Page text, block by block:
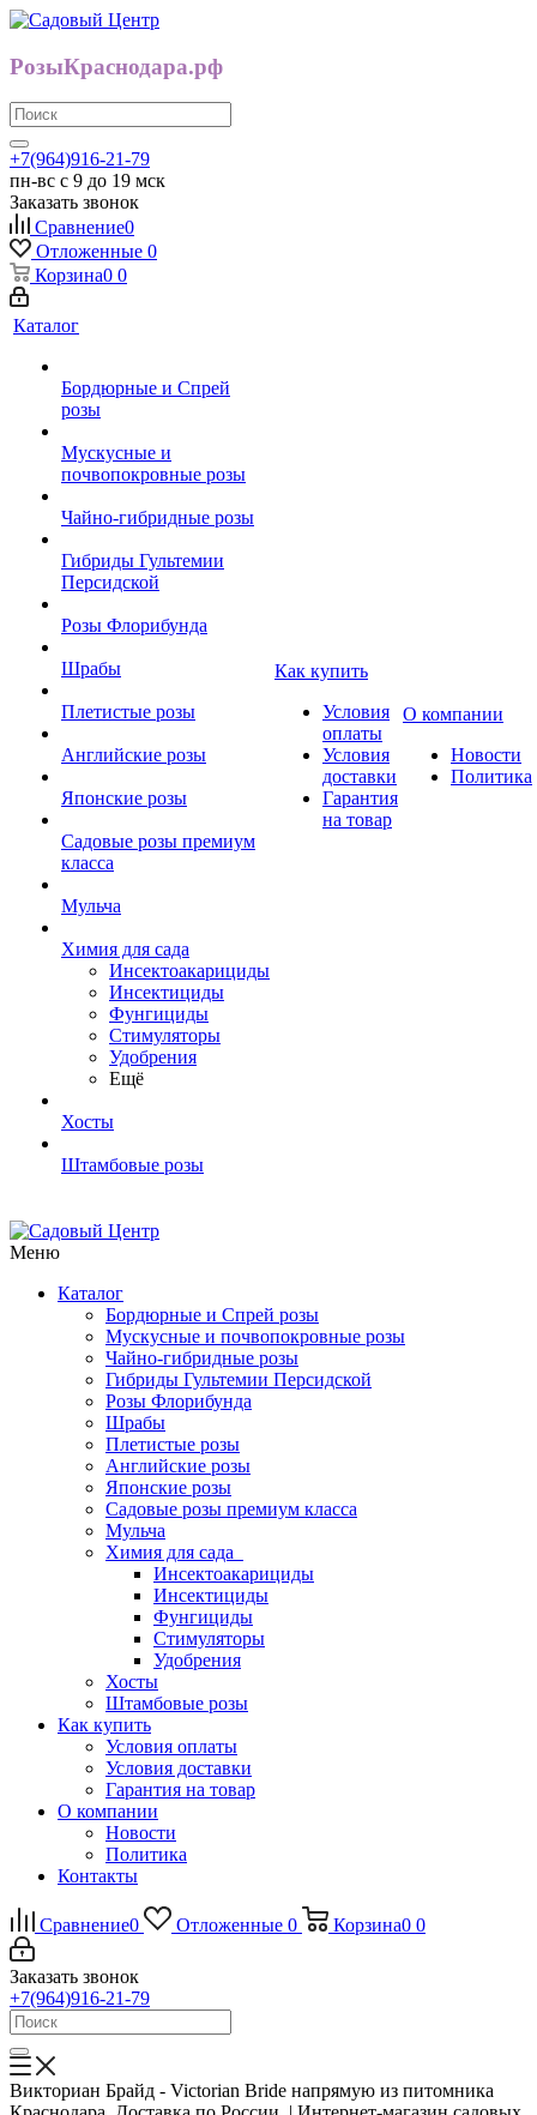
РозыКраснодара.рф
+7(964)916-21-79
пн-вс с 9 до 19 мск
Заказать звонок
Сравнение0
Отложенные 0
Корзина0 0
Каталог
Бордюрные и Спрей
розы
Мускусные и
почвопокровные розы
Чайно-гибридные розы
Гибриды Гультемии
Персидской
Розы Флорибунда
Шрабы
Плетистые розы
Английские розы
Японские розы
Садовые розы премиум
класса
Мульча
Химия для сада
Инсектоакарициды
Инсектициды
Фунгициды
Стимуляторы
Удобрения
Ещё
Хосты
Штамбовые розы
Как купить
Условия
оплаты
Условия
доставки
Гарантия
на товар
О компании
Новости
Политика
Меню
Каталог
Бордюрные и Спрей розы
Мускусные и почвопокровные розы
Чайно-гибридные розы
Гибриды Гультемии Персидской
Розы Флорибунда
Шрабы
Плетистые розы
Английские розы
Японские розы
Садовые розы премиум класса
Мульча
Химия для сада
Инсектоакарициды
Инсектициды
Фунгициды
Стимуляторы
Удобрения
Хосты
Штамбовые розы
Как купить
Условия оплаты
Условия доставки
Гарантия на товар
О компании
Новости
Политика
Контакты
Сравнение0 Отложенные 0 Корзина0 0
Заказать звонок
+7(964)916-21-79
Викториан Брайд - Victorian Bride напрямую из питомника